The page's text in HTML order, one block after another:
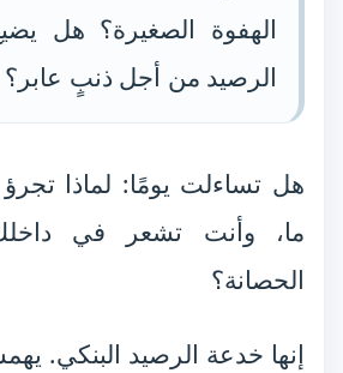
الهفوة الصغيرة؟ هل
الرصيد من أجل ذنبٍ عابر؟
هل تساءلت يومًا: لماذا
ما، وأنت تشعر في
الحصانة؟
إنها خدعة الرصيد البنكي.